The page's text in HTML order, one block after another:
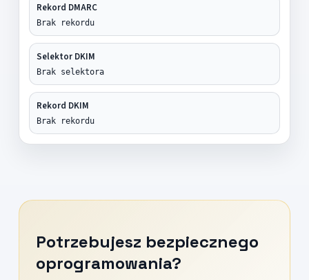
Rekord DMARC
Brak rekordu
Selektor DKIM
Brak selektora
Rekord DKIM
Brak rekordu
Potrzebujesz bezpiecznego
oprogramowania?